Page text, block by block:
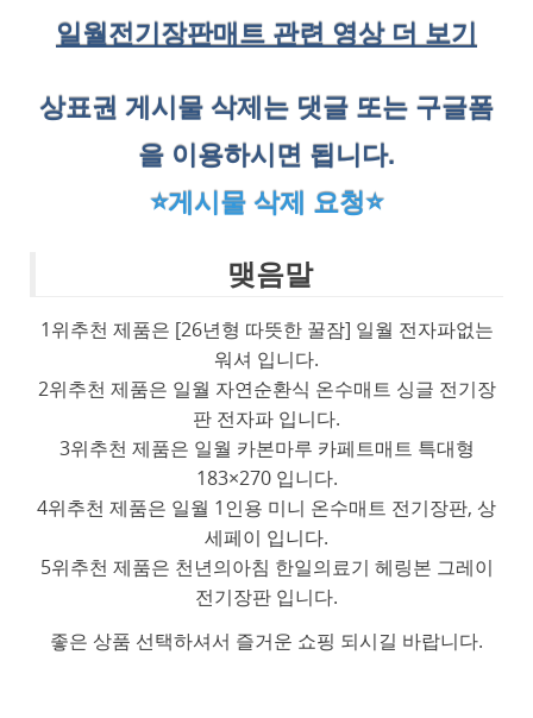
일월전기장판매트 관련 영상 더 보기
상표권 게시물 삭제는 댓글 또는 구글폼
을 이용하시면 됩니다.
⭐게시물 삭제 요청⭐
맺음말
1위추천 제품은 [26년형 따뜻한 꿀잠] 일월 전자파없는
워셔 입니다.
2위추천 제품은 일월 자연순환식 온수매트 싱글 전기장
판 전자파 입니다.
3위추천 제품은 일월 카본마루 카페트매트 특대형
183×270 입니다.
4위추천 제품은 일월 1인용 미니 온수매트 전기장판, 상
세페이 입니다.
5위추천 제품은 천년의아침 한일의료기 헤링본 그레이
전기장판 입니다.
좋은 상품 선택하셔서 즐거운 쇼핑 되시길 바랍니다.